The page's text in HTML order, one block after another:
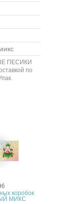
ПЕСИКИ
по
коробок
МИКС